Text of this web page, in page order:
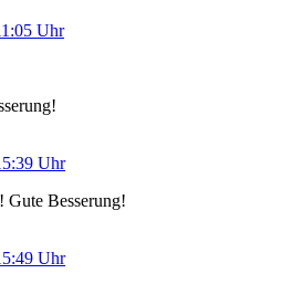
Uhr
Uhr
Gute Besserung!
Uhr